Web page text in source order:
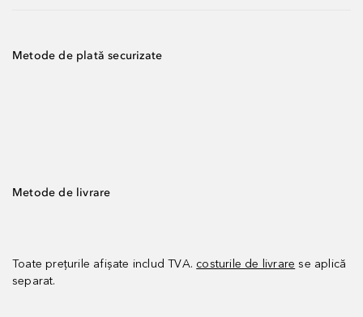
Metode de plată securizate
Metode de livrare
Toate prețurile afișate includ TVA. costurile de livrare se aplică
separat.